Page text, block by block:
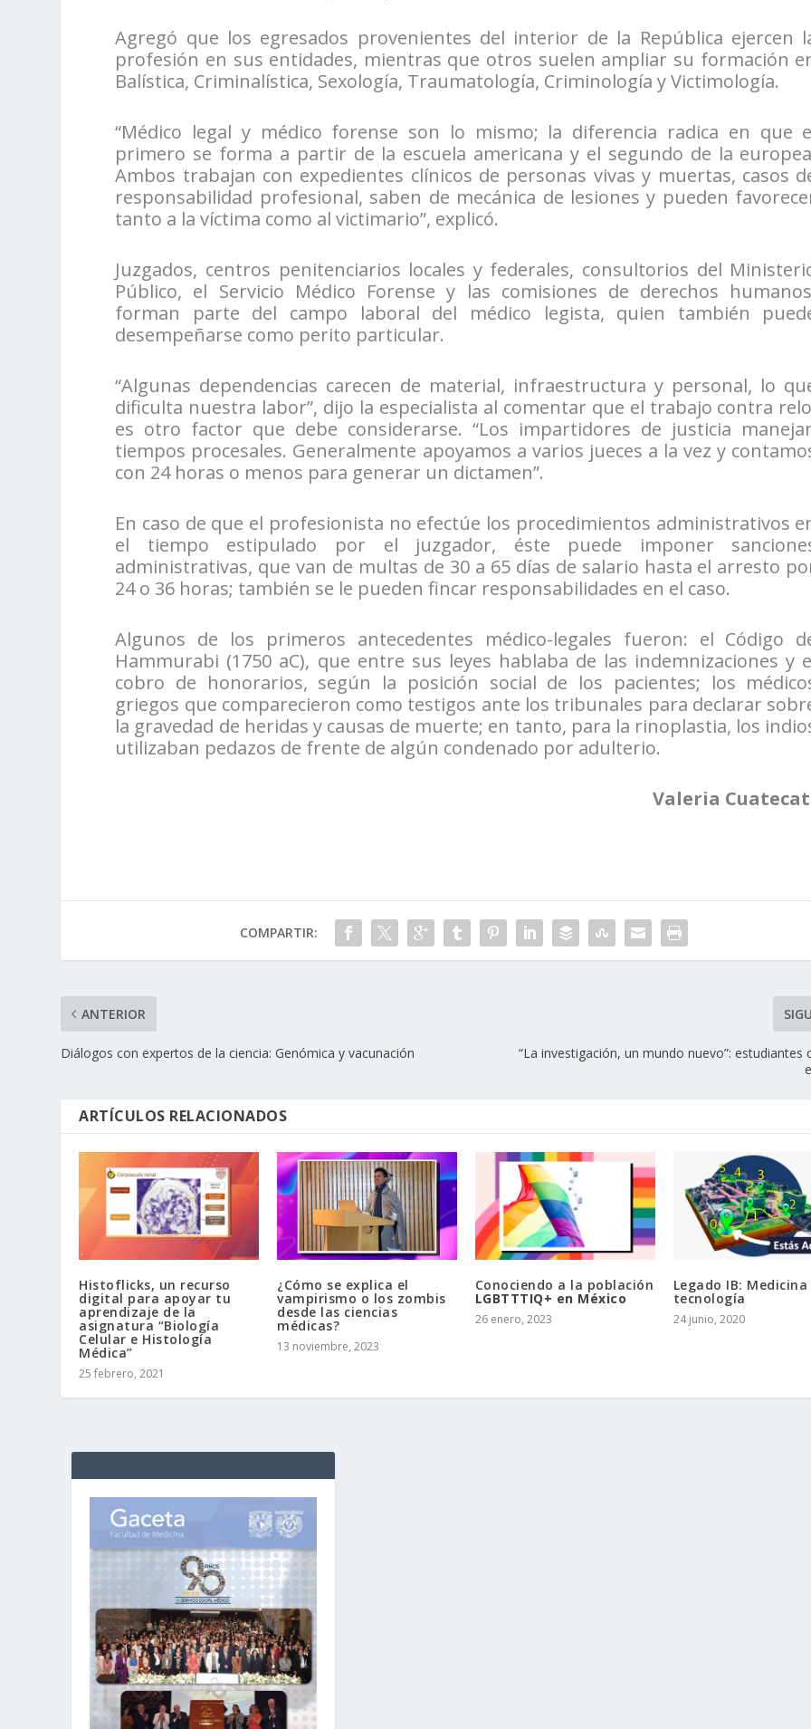
Agregó que los egresados provenientes del interior de la República ejercen
profesión en sus entidades, mientras que otros suelen ampliar su formación
Balística, Criminalística, Sexología, Traumatología, Criminología y Victimología.
“Médico legal y médico forense son lo mismo; la diferencia radica en que
primero se forma a partir de la escuela americana y el segundo de la
Ambos trabajan con expedientes clínicos de personas vivas y muertas, casos
responsabilidad profesional, saben de mecánica de lesiones y pueden
tanto a la víctima como al victimario”, explicó.
Juzgados, centros penitenciarios locales y federales, consultorios del
Público, el Servicio Médico Forense y las comisiones de derechos
forman parte del campo laboral del médico legista, quien también
desempeñarse como perito particular.
“Algunas dependencias carecen de material, infraestructura y personal, lo
dificulta nuestra labor”, dijo la especialista al comentar que el trabajo contra
es otro factor que debe considerarse. “Los impartidores de justicia
tiempos procesales. Generalmente apoyamos a varios jueces a la vez y
con 24 horas o menos para generar un dictamen”.
En caso de que el profesionista no efectúe los procedimientos administrativos
el tiempo estipulado por el juzgador, éste puede imponer
administrativas, que van de multas de 30 a 65 días de salario hasta el arresto
24 o 36 horas; también se le pueden fincar responsabilidades en el caso.
Algunos de los primeros antecedentes médico-legales fueron: el Código
Hammurabi (1750 aC), que entre sus leyes hablaba de las indemnizaciones y
cobro de honorarios, según la posición social de los pacientes; los
griegos que comparecieron como testigos ante los tribunales para declarar
la gravedad de heridas y causas de muerte; en tanto, para la rinoplastia, los
utilizaban pedazos de frente de algún condenado por adulterio.
Valeria
COMPARTIR:
ANTERIOR
Diálogos con expertos de la ciencia: Genómica y vacunación
“La investigación, un mundo nuevo”: estudiantes
ARTÍCULOS RELACIONADOS
Histoflicks, un recurso
digital para apoyar tu
aprendizaje de la
asignatura “Biología
Celular e Histología
Médica”
25 febrero, 2021
¿Cómo se explica el
vampirismo o los zombis
desde las ciencias
médicas?
13 noviembre, 2023
Conociendo a la población
LGBTTTIQ+ en México
26 enero, 2023
Legado IB:
tecnología
24 junio, 2020